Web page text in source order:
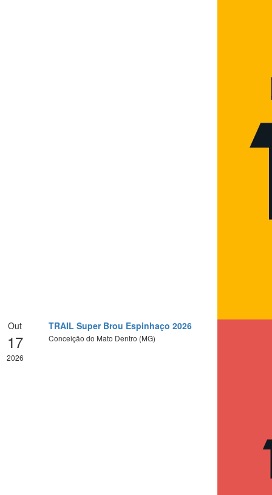
Out
17
2026
TRAIL Super Brou Espinhaço 2026
Conceição do Mato Dentro (MG)